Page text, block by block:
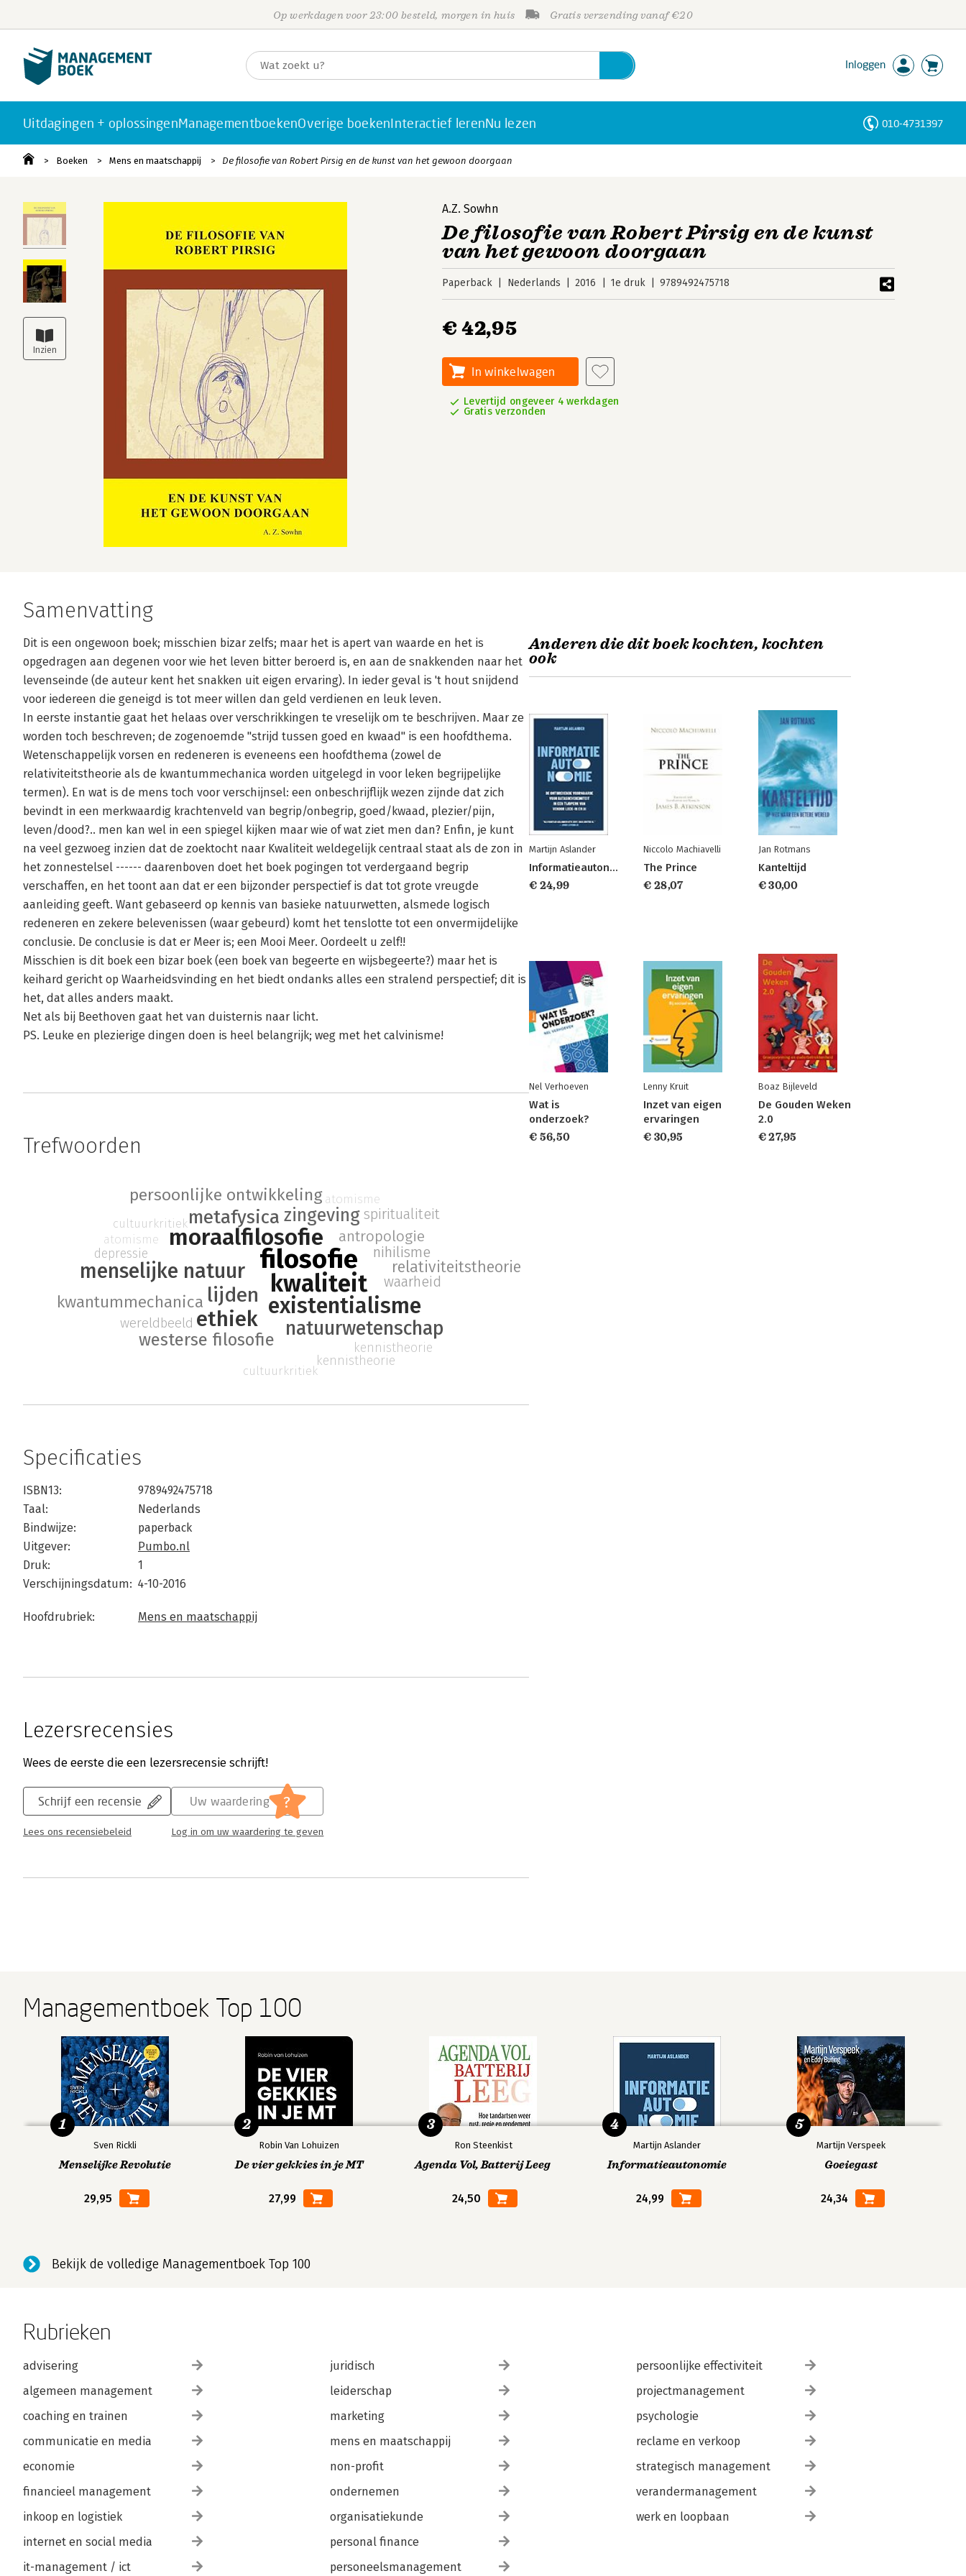
Op werkdagen voor 23:00 besteld, morgen in huis Gratis verzending vanaf €20
Inloggen
Uitdagingen + oplossingenManagementboekenOverige boekenInteractief lerenNu lezen 010-4731397
Boeken Mens en maatschappij De filosofie van Robert Pirsig en de kunst van het gewoon doorgaan
A.Z. Sowhn
De filosofie van Robert Pirsig en de kunst
van het gewoon doorgaan
Paperback Nederlands 2016 1e druk 9789492475718
€ 42,95
In winkelwagen
Levertijd ongeveer 4 werkdagen
Gratis verzonden
Samenvatting
Dit is een ongewoon boek; misschien bizar zelfs; maar het is apert van waarde en het is
opgedragen aan degenen voor wie het leven bitter beroerd is, en aan de snakkenden naar het
levenseinde (de auteur kent het snakken uit eigen ervaring). In ieder geval is 't hout snijdend
voor iedereen die geneigd is tot meer willen dan geld verdienen en leuk leven.
In eerste instantie gaat het helaas over verschrikkingen te vreselijk om te beschrijven. Maar ze
worden toch beschreven; de zogenoemde "strijd tussen goed en kwaad" is een hoofdthema.
Wetenschappelijk vorsen en redeneren is eveneens een hoofdthema (zowel de
relativiteitstheorie als de kwantummechanica worden uitgelegd in voor leken begrijpelijke
termen). En wat is de mens toch voor verschijnsel: een onbeschrijflijk wezen zijnde dat zich
bevindt in een merkwaardig krachtenveld van begrip/onbegrip, goed/kwaad, plezier/pijn,
leven/dood?.. men kan wel in een spiegel kijken maar wie of wat ziet men dan? Enfin, je kunt
na veel gezwoeg inzien dat de zoektocht naar Kwaliteit weldegelijk centraal staat als de zon in
het zonnestelsel ------ daarenboven doet het boek pogingen tot verdergaand begrip
verschaffen, en het toont aan dat er een bijzonder perspectief is dat tot grote vreugde
aanleiding geeft. Want gebaseerd op kennis van basieke natuurwetten, alsmede logisch
redeneren en zekere belevenissen (waar gebeurd) komt het tenslotte tot een onvermijdelijke
conclusie. De conclusie is dat er Meer is; een Mooi Meer. Oordeelt u zelf!!
Misschien is dit boek een bizar boek (een boek van begeerte en wijsbegeerte?) maar het is
keihard gericht op Waarheidsvinding en het biedt ondanks alles een stralend perspectief; dit is
het, dat alles anders maakt.
Net als bij Beethoven gaat het van duisternis naar licht.
PS. Leuke en plezierige dingen doen is heel belangrijk; weg met het calvinisme!
Trefwoorden
filosofie
kwaliteit
moraalfilosofie
existentialisme
lijden
menselijke natuur
ethiek
metafysica
natuurwetenschap
zingeving
persoonlijke ontwikkeling
westerse filosofie
kwantummechanica
antropologie
nihilisme
relativiteitstheorie
waarheid
wereldbeeld
depressie
spiritualiteit
kennistheorie
atomisme
cultuurkritiek
kennistheorie
atomisme
cultuurkritiek
Specificaties
ISBN13:
9789492475718
Taal:
Nederlands
Bindwijze:
paperback
Uitgever:
Pumbo.nl
Druk:
1
Verschijningsdatum: 4-10-2016
Hoofdrubriek: Mens en maatschappij
Lezersrecensies
Wees de eerste die een lezersrecensie schrijft!
Schrijf een recensie
Lees ons recensiebeleid
Uw waardering ?
Log in om uw waardering te geven
Anderen die dit boek kochten, kochten
ook
Martijn Aslander
Informatieautonomie
€ 24,99
Niccolo Machiavelli
The Prince
€ 28,07
Jan Rotmans
Kanteltijd
€ 30,00
Nel Verhoeven
Wat is
onderzoek?
€ 56,50
Lenny Kruit
Inzet van eigen
ervaringen
€ 30,95
Boaz Bijleveld
De Gouden Weken
2.0
€ 27,95
Managementboek Top 100
Sven Rickli
Menselijke Revolutie
29,95
1
Robin Van Lohuizen
De vier gekkies in je MT
27,99
2
Ron Steenkist
Agenda Vol, Batterij Leeg
24,50
3
Martijn Aslander
Informatieautonomie
24,99
4
Martijn Verspeek
Goeiegast
24,34
5
Bekijk de volledige Managementboek Top 100
Rubrieken
advisering
algemeen management
coaching en trainen
communicatie en media
economie
financieel management
inkoop en logistiek
internet en social media
it-management / ict
juridisch
leiderschap
marketing
mens en maatschappij
non-profit
ondernemen
organisatiekunde
personal finance
personeelsmanagement
persoonlijke effectiviteit
projectmanagement
psychologie
reclame en verkoop
strategisch management
verandermanagement
werk en loopbaan
Personen